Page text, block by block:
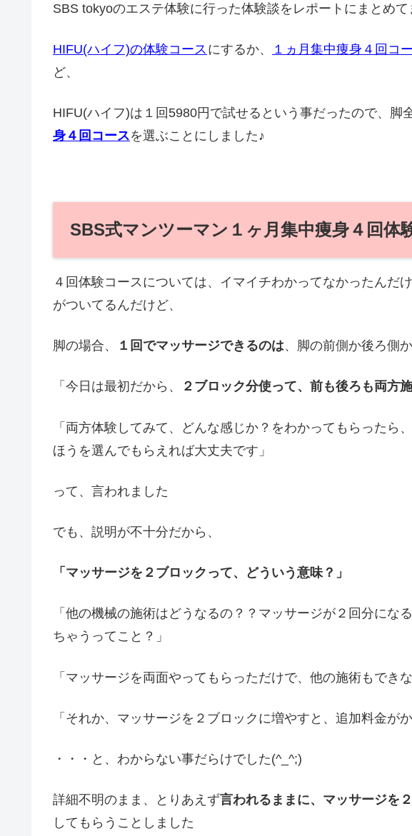
SBS tokyoのエステ体験に行った体験談をレポートにまとめて
HIFU(ハイフ)の体験コース にするか、 １ヵ月集中痩身４回コ
ど、
HIFU(ハイフ)は１回5980円で試せるという事だったので、脚
身４回コースを選ぶことにしました♪
SBS式マンツーマン１ヶ月集中痩身４回体
４回体験コースについては、イマイチわかってなかったんだ
がついてるんだけど、
脚の場合、 １回でマッサージできるのは、脚の前側か後ろ側か
「今日は最初だから、 ２ブロック分使って、前も後ろも両方
「両方体験してみて、どんな感じか？をわかってもらったら
ほうを選んでもらえれば大丈夫です」
って、言われました
でも、説明が不十分だから、
「マッサージを２ブロックって、どういう意味？」
「他の機械の施術はどうなるの？？マッサージが２回分にな
ちゃうってこと？」
「マッサージを両面やってもらっただけで、他の施術もでき
「それか、マッサージを２ブロックに増やすと、追加料金が
・・・と、わからない事だらけでした(^_^;)
詳細不明のまま、とりあえず言われるままに、マッサージを
してもらうことしました